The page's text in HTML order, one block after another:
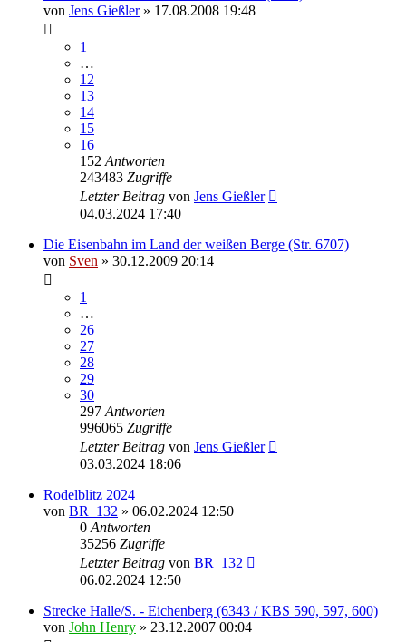
von Jens Gießler» 17.08.2008 19:48
1
…
12
13
14
15
16
152 Antworten
243483 Zugriffe
Letzter Beitrag von Jens Gießler
04.03.2024 17:40
Die Eisenbahn im Land der weißen Berge (Str. 6707)
von Sven » 30.12.2009 20:14
1
…
26
27
28
29
30
297 Antworten
996065 Zugriffe
Letzter Beitrag von Jens Gießler
03.03.2024 18:06
Rodelblitz 2024
von BR_132 » 06.02.2024 12:50
0 Antworten
35256 Zugriffe
Letzter Beitrag von BR_132
06.02.2024 12:50
Strecke Halle/S. - Eichenberg (6343 / KBS 590, 597, 600)
von John Henry » 23.12.2007 00:04